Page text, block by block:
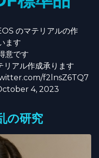
のマテリアルの作
ます
意です
アル作成承ります
f2lnsZ6TQ7
4, 2023
の研究